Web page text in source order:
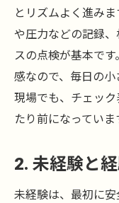
とリズムよく進み
や圧力などの記録
スの点検が基本で
感なので、毎日の
現場でも、チェッ
たり前になっていま
2. 未経験と
未経験は、最初に